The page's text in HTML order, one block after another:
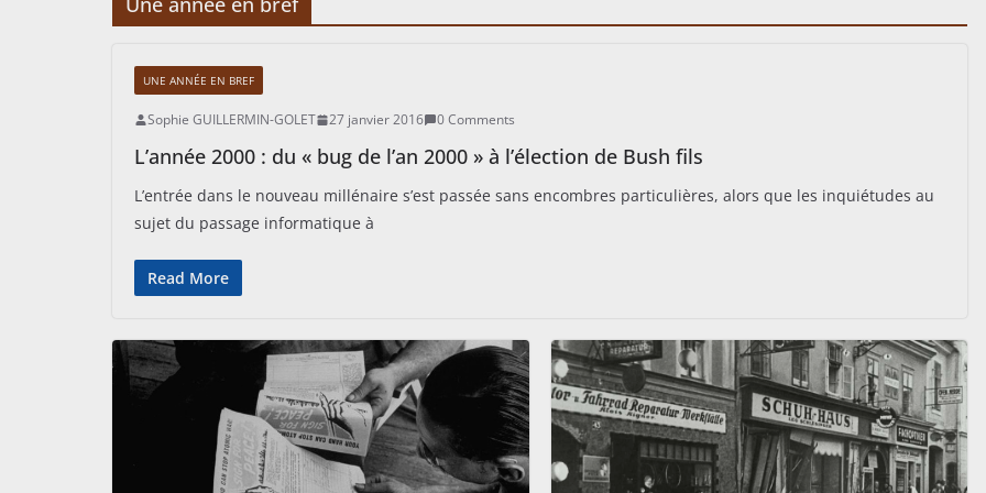
UNE ANNÉE EN BREF
Sophie GUILLERMIN-GOLET 27 janvier 2016 0 Comments
L’année 2000 : du « bug de l’an 2000 » à l’élection de Bush fils
L’entrée dans le nouveau millénaire s’est passée sans encombres particulières, alors que les inquiétudes au
sujet du passage informatique à
Read More